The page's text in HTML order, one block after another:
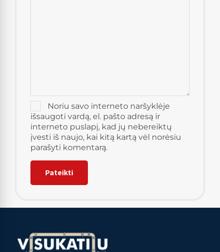
Noriu savo interneto naršyklėje
išsaugoti vardą, el. pašto adresą ir
interneto puslapį, kad jų nebereiktų
įvesti iš naujo, kai kitą kartą vėl norėsiu
parašyti komentarą.